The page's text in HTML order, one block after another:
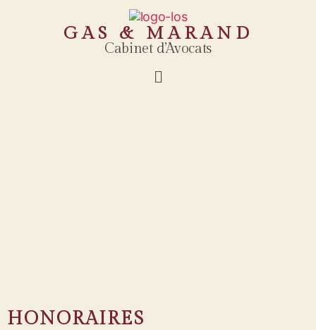
GAS & MARAND
Cabinet d’Avocats
HONORAIRES